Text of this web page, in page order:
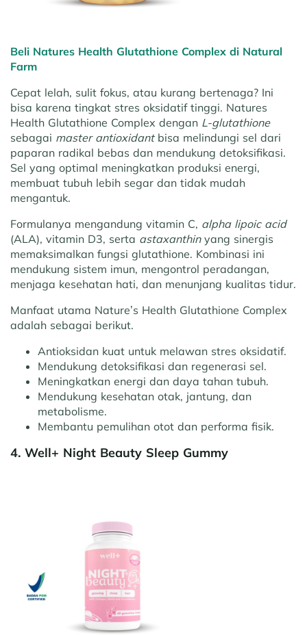
Beli Natures Health Glutathione Complex di Natural
Farm
Cepat lelah, sulit fokus, atau kurang bertenaga? Ini
bisa karena tingkat stres oksidatif tinggi. Natures
Health Glutathione Complex dengan L-glutathione
sebagai master antioxidantbisa melindungi sel dari
paparan radikal bebas dan mendukung detoksifikasi.
Sel yang optimal meningkatkan produksi energi,
membuat tubuh lebih segar dan tidak mudah
mengantuk.
Formulanya mengandung vitamin C, alpha lipoic acid
(ALA), vitamin D3, serta astaxanthin yang sinergis
memaksimalkan fungsi glutathione. Kombinasi ini
mendukung sistem imun, mengontrol peradangan,
menjaga kesehatan hati, dan menunjang kualitas tidur.
Manfaat utama Nature’s Health Glutathione Complex
adalah sebagai berikut.
Antioksidan kuat untuk melawan stres oksidatif.
Mendukung detoksifikasi dan regenerasi sel.
Meningkatkan energi dan daya tahan tubuh.
Mendukung kesehatan otak, jantung, dan
metabolisme.
Membantu pemulihan otot dan performa fisik.
4. Well+ Night Beauty Sleep Gummy